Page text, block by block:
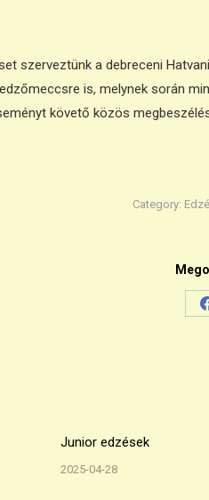
szerveztünk a debreceni
is, melynek során
követő közös
Category:
Junior edzések
2025-04-28